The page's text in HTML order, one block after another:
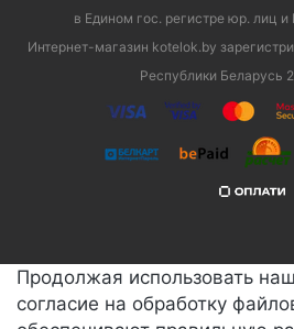
в Едином гос. регистре юр. лиц
Интернет-магазин kotelok.by
Республики Беларусь
Продолжая использовать
согласие на обработку